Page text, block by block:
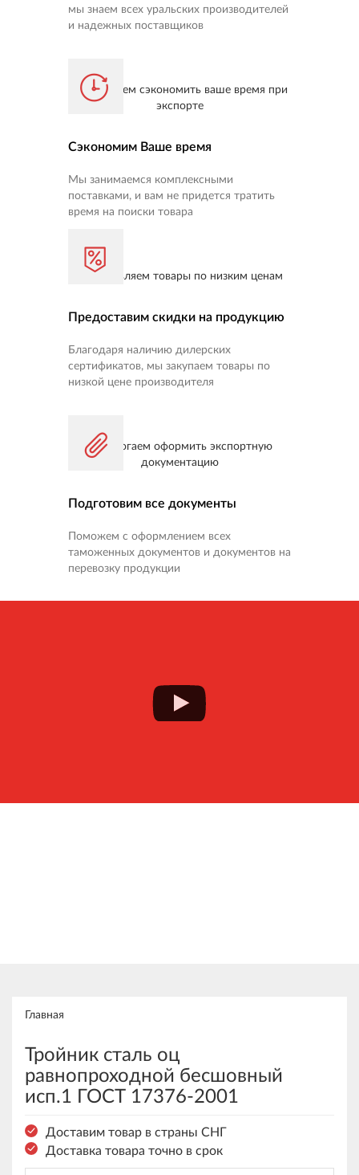
мы знаем всех уральских производителей
и надежных поставщиков
Сэкономим Ваше время
Мы занимаемся комплексными
поставками, и вам не придется тратить
время на поиски товара
Предоставим скидки на продукцию
Благодаря наличию дилерских
сертификатов, мы закупаем товары по
низкой цене производителя
Подготовим все документы
Поможем с оформлением всех
таможенных документов и документов на
перевозку продукции
Главная
Тройник сталь оц
равнопроходной бесшовный
исп.1 ГОСТ 17376-2001
Доставим товар в страны СНГ
Доставка товара точно в срок